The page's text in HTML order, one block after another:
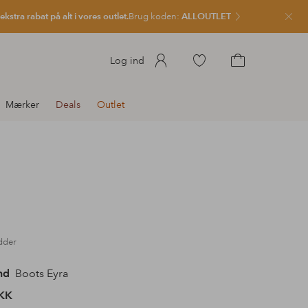
rabat på alt i vores outlet.Brug koden: ALLOUTLET Luk
Log ind
Gå
Mærker Deals Outlet
Boots Eyra